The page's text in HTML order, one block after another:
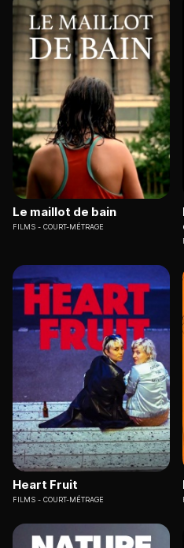
Le maillot de bain
FILMS COURT-MÉTRAGE
Heart Fruit
FILMS COURT-MÉTRAGE